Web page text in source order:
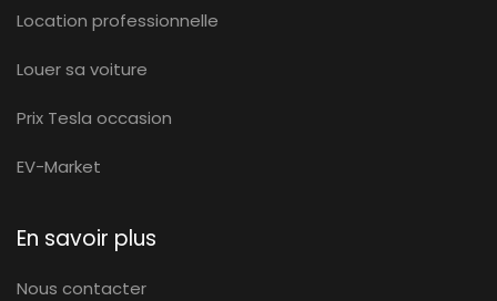
Location professionnelle
Louer sa voiture
Prix Tesla occasion
EV-Market
En savoir plus
Nous contacter